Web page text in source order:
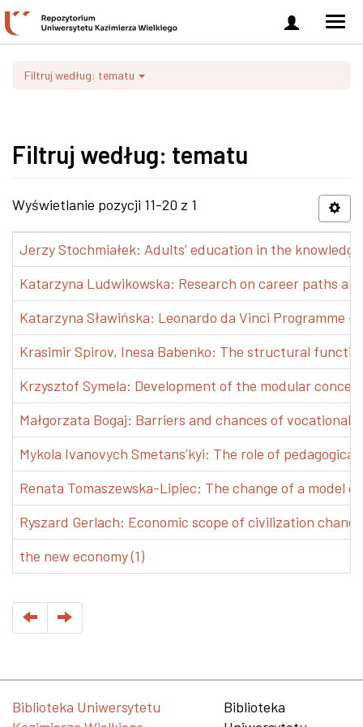
Zaloguj
się
Filtruj według: tematu
Filtruj według: tematu
Wyświetlanie pozycji 11-20 z 1
Jerzy Stochmiałek: Adults’ education in the
Katarzyna Ludwikowska: Research on career paths
Katarzyna Sławińska: Leonardo da Vinci Programme
Krasimir Spirov, Inesa Babenko: The structural
Krzysztof Symela: Development of the modular
Małgorzata Bogaj: Barriers and chances of vocational
Mykola Ivanovych Smetans’kyi: The role of
Renata Tomaszewska-Lipiec: The change of a model
Ryszard Gerlach: Economic scope of civilization
the new economy (1)
Biblioteka Uniwersytetu
Biblioteka